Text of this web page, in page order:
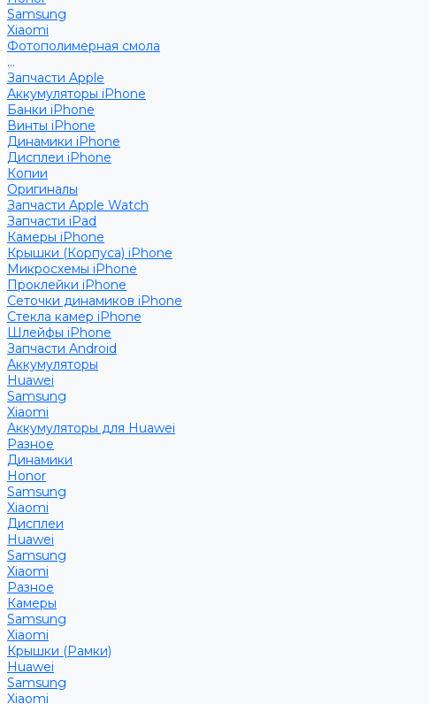
Samsung
Xiaomi
Фотополимерная смола
...
Запчасти Apple
Аккумуляторы iPhone
Банки iPhone
Винты iPhone
Динамики iPhone
Дисплеи iPhone
Копии
Оригиналы
Запчасти Apple Watch
Запчасти iPad
Камеры iPhone
Крышки (Корпуса) iPhone
Микросхемы iPhone
Проклейки iPhone
Сеточки динамиков iPhone
Стекла камер iPhone
Шлейфы iPhone
Запчасти Android
Аккумуляторы
Huawei
Samsung
Xiaomi
Аккумуляторы для Huawei
Разное
Динамики
Honor
Samsung
Xiaomi
Дисплеи
Huawei
Samsung
Xiaomi
Разное
Камеры
Samsung
Xiaomi
Крышки (Рамки)
Huawei
Samsung
Xiaomi